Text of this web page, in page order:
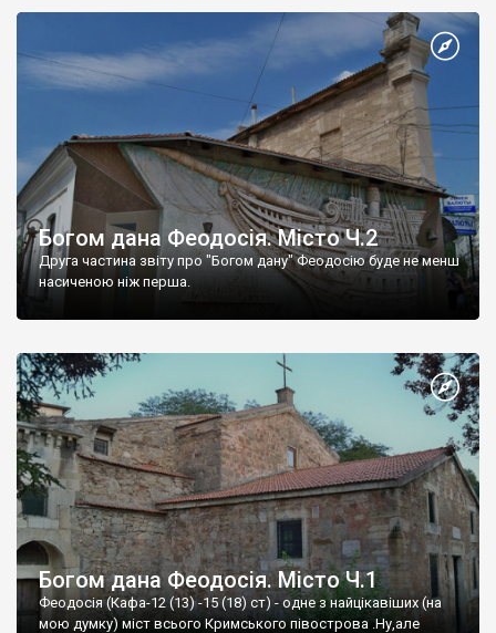
Богом дана Феодосія. Місто Ч.2
Друга частина звіту про "Богом дану" Феодосію буде не менш
насиченою ніж перша.
Богом дана Феодосія. Місто Ч.1
Феодосія (Кафа-12 (13) -15 (18) ст) - одне з найцікавіших (на
мою думку) міст всього Кримського півострова .Ну,але